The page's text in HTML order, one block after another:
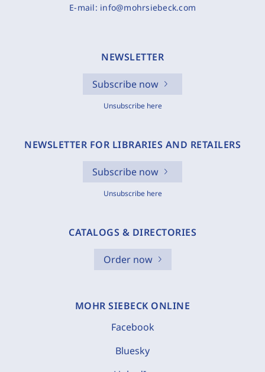
E-mail: info@mohrsiebeck.com
NEWSLETTER
Subscribe now
Unsubscribe here
NEWSLETTER FOR LIBRARIES AND RETAILERS
Subscribe now
Unsubscribe here
CATALOGS & DIRECTORIES
Order now
MOHR SIEBECK ONLINE
Facebook
Bluesky